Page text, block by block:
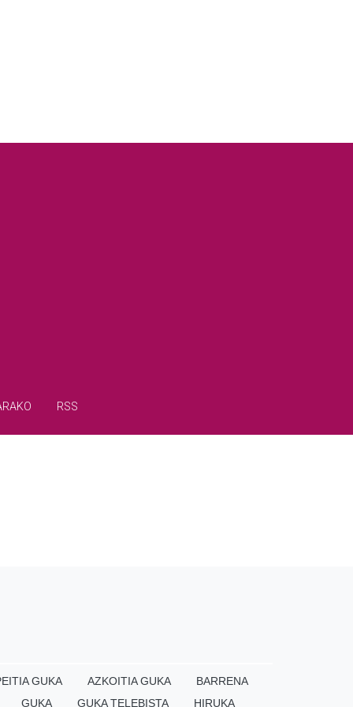
RSS
GUKA AZKOITIA GUKA
BARRENA
GUKA GUKA TELEBISTA HIRUKA